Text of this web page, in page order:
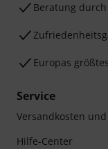
Beratung
Europas
Service
Versandkosten
Hilfe-Center